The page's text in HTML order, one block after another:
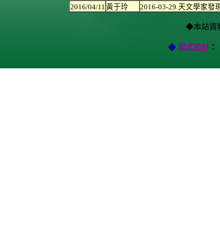
2016/04/11 黃于玲 2016-03-29 天文學家發
◆本站資
◆ 程式設計 ：